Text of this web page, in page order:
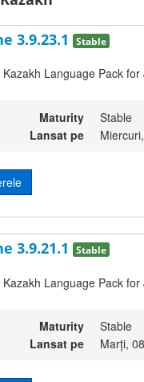
3.9.23.1 Stable
Language Pack
Maturity
Stable
Lansat pe
3.9.21.1 Stable
Language Pack for
Maturity
Stable
Lansat pe
Marți,